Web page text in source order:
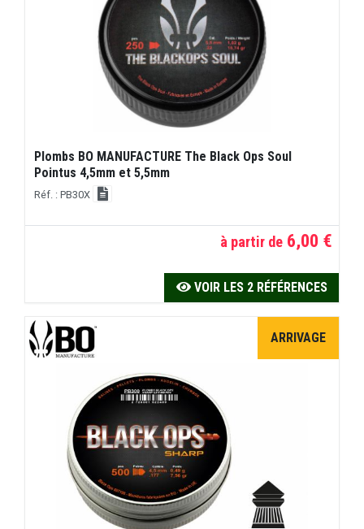
Plombs BO MANUFACTURE The Black Ops Soul
Pointus 4,5mm et 5,5mm
Réf. : PB30X
à partir de 6,00 €
VOIR LES 2 RÉFÉRENCES
ARRIVAGE